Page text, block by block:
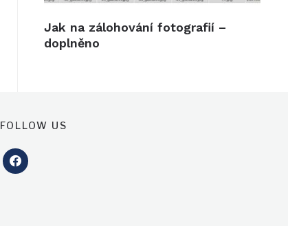
Jak na zálohování fotografií –
doplněno
FOLLOW US
facebook